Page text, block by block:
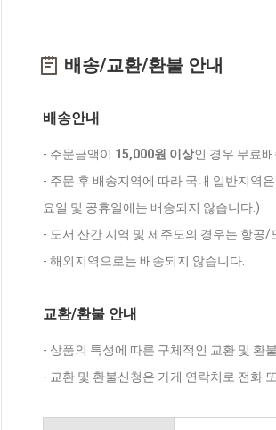
배송/교환/환불 안내
배송안내
- 주문금액이 15,000원 이상인 경우 무료
- 주문 후 배송지역에 따라 국내 일반지역
요일 및 공휴일에는 배송되지 않습니다.)
- 도서 산간 지역 및 제주도의 경우는 항공
- 해외지역으로는 배송되지 않습니다.
교환/환불 안내
- 상품의 특성에 따른 구체적인 교환 및 환
- 교환 및 환불신청은 가게 연락처로 전화